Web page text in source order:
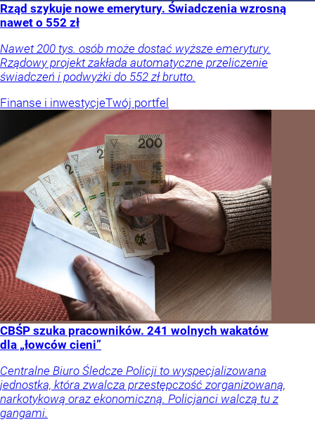
Rząd szykuje nowe emerytury. Świadczenia wzrosną
nawet o 552 zł
Nawet 200 tys. osób może dostać wyższe emerytury.
Rządowy projekt zakłada automatyczne przeliczenie
świadczeń i podwyżki do 552 zł brutto.
Finanse i inwestycjeTwój portfel
CBŚP szuka pracowników. 241 wolnych wakatów
dla „łowców cieni”
Centralne Biuro Śledcze Policji to wyspecjalizowana
jednostka, która zwalcza przestępczość zorganizowaną,
narkotykową oraz ekonomiczną. Policjanci walczą tu z
gangami.